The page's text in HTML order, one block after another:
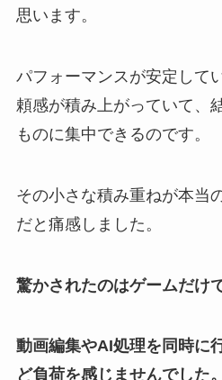
思います。
パフォーマンスが安定して
頼感が積み上がっていて、
ものに集中できるのです。
その小さな積み重ねが本当
だと痛感しました。
驚かされたのはゲームだけ
動画編集やAI処理を同時に
ど負荷を感じませんでした。